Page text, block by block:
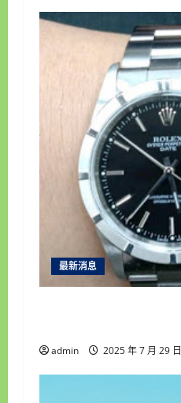
最新消息
admin 2025 年 7 月 29 日